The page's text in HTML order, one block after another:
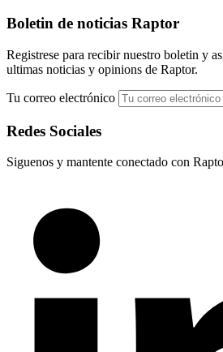
Boletin de noticias Raptor
Registrese para recibir nuestro boletin y
ultimas noticias y opinions de Raptor.
Tu correo electrónico
Redes Sociales
Siguenos y mantente conectado con